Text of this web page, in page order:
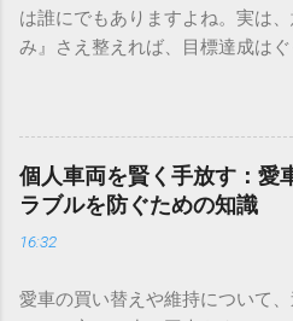
ミングを逃したり、経理上の処
する可能性もあります。この記事
るための具体的なポイントを解
営にもたらす信頼と透明性 事業
的な数値で価値を証明できること
要な要素となります。単なる帳
観的な評価基準の重要性 車両の
だけで決まるわけではありませ
は誰にでもありますよね。実は
み』さえ整えれば、目標達成はぐ
めの新しいトレーニング習慣を
目標達成のための習慣化トレー
慌ただしく過ぎてしまい、やり
「もっと効率よく過ごせれば、
じることはありませんか。現代
おり、私たちは無意識のうちに
るだけでなく、自分にとって本
個人車両を賢く手放す：愛
ラブルを防ぐための知識
16:32
愛車の買い替えや維持について